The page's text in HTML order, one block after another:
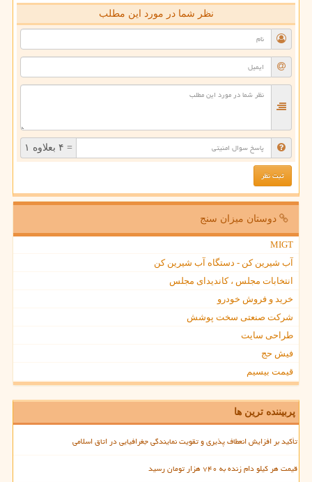
نظر شما در مورد این مطلب
= ۴ بعلاوه ۱
دوستان میزان سنج
MIGT
آب شیرین کن - دستگاه آب شیرین کن
انتخابات مجلس ، کاندیدای مجلس
خرید و فروش خودرو
شرکت صنعتی سخت پوشش
طراحی سایت
فیش حج
قیمت بیسیم
پربیننده ترین ها
تأکید بر افزایش انعطاف پذیری و تقویت نمایندگی جغرافیایی در اتاق اسلامی
قیمت هر کیلو دام زنده به ۷۴۰ هزار تومان رسید